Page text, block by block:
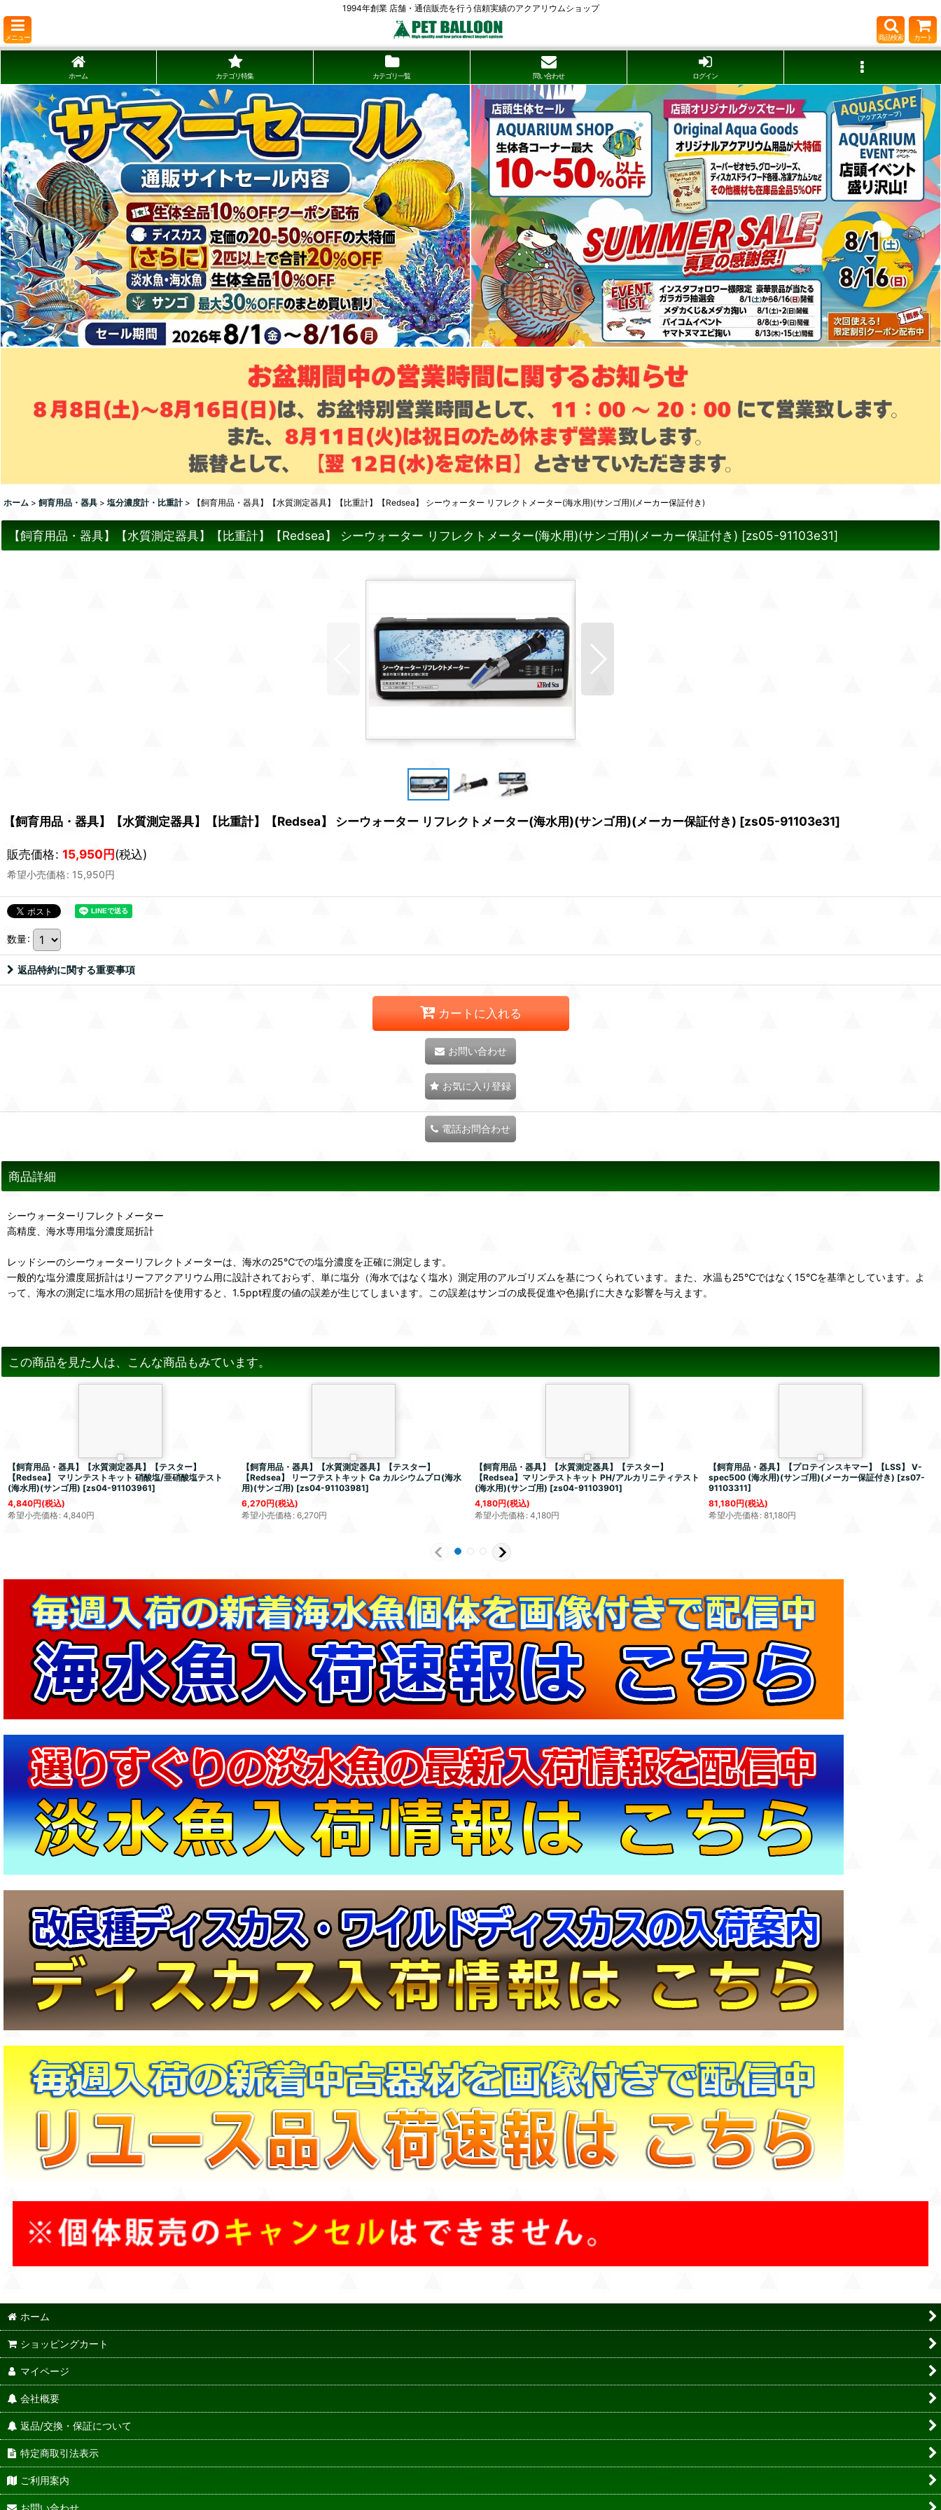
1994年創業 店舗・通信販売を行う信頼実績のアクアリウムショップ
メニュー 商品検索 カート
ホーム カテゴリ特集 カテゴリ一覧 問い合わせ ログイン
ホーム > 飼育用品・器具 > 塩分濃度計・比重計 > 【飼育用品・器具】【水質測定器具】【比重計】【Redsea】 シーウォーター リフレクトメーター(海水用)(サンゴ用)(メーカー保証付き)
【飼育用品・器具】【水質測定器具】【比重計】【Redsea】 シーウォーター リフレクトメーター(海水用)(サンゴ用)(メーカー保証付き) [zs05-91103e31]
【飼育用品・器具】【水質測定器具】【比重計】【Redsea】 シーウォーター リフレクトメーター(海水用)(サンゴ用)(メーカー保証付き) [zs05-91103e31]
販売価格: 15,950円(税込)
希望小売価格: 15,950円
数量:
返品特約に関する重要事項
カートに入れる
お問い合わせ
お気に入り登録
電話お問合わせ
商品詳細
シーウォーターリフレクトメーター
高精度、海水専用塩分濃度屈折計
レッドシーのシーウォーターリフレクトメーターは、海水の25℃での塩分濃度を正確に測定します。
一般的な塩分濃度屈折計はリーフアクアリウム用に設計されておらず、単に塩分（海水ではなく塩水）測定用のアルゴリズムを基につくられています。また、水温も25℃ではなく15℃を基準としています。よ
って、海水の測定に塩水用の屈折計を使用すると、1.5ppt程度の値の誤差が生じてしまいます。この誤差はサンゴの成長促進や色揚げに大きな影響を与えます。
この商品を見た人は、こんな商品もみています。
【飼育用品・器具】【水質測定器具】【テスター】
【Redsea】 マリンテストキット 硝酸塩/亜硝酸塩テスト
(海水用)(サンゴ用) [zs04-91103961]
4,840円(税込)
希望小売価格: 4,840円
【飼育用品・器具】【水質測定器具】【テスター】
【Redsea】 リーフテストキット Ca カルシウムプロ(海水
用)(サンゴ用) [zs04-91103981]
6,270円(税込)
希望小売価格: 6,270円
【飼育用品・器具】【水質測定器具】【テスター】
【Redsea】マリンテストキット PH/アルカリニティテスト
(海水用)(サンゴ用) [zs04-91103901]
4,180円(税込)
希望小売価格: 4,180円
【飼育用品・器具】【プロテインスキマー】【LSS】 V-
spec500 (海水用)(サンゴ用)(メーカー保証付き) [zs07-
91103311]
81,180円(税込)
希望小売価格: 81,180円
ホーム
ショッピングカート
マイページ
会社概要
返品/交換・保証について
特定商取引法表示
ご利用案内
お問い合わせ